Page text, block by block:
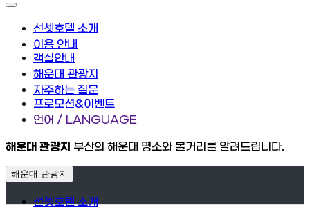
선셋호텔 소개
이용 안내
객실안내
해운대 관광지
자주하는 질문
프로모션&이벤트
언어 / LANGUAGE
해운대 관광지 부산의 해운대 명소와 볼거리를 알려드립니다.
해운대 관광지
선셋호텔 소개